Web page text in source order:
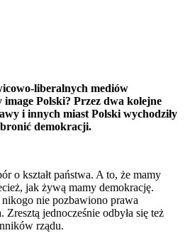
liberalnych mediów
image Polski? Przez dwa kolejne
i innych miast Polski wychodziły
demokracji.
o kształt państwa. A to, że mamy
jak żywą mamy demokrację.
nie pozbawiono prawa
Zresztą jednocześnie odbyła się też
rządu.